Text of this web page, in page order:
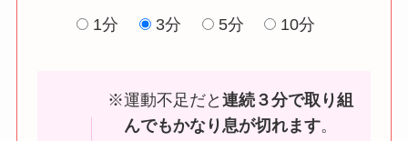
1分 3分 5分 10分
※運動不足だと連続３分で取り組
んでもかなり息が切れます。